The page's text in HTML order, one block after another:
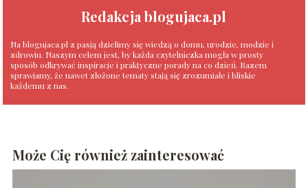
Redakcja blogujaca.pl
Na blogujaca.pl z pasją dzielimy się wiedzą o domu, urodzie, modzie i
zdrowiu. Naszym celem jest, by każda czytelniczka mogła w prosty
sposób odkrywać inspiracje i praktyczne porady na co dzień. Razem
sprawiamy, że nawet złożone tematy stają się zrozumiałe i bliskie
każdemu z nas.
Może Cię również zainteresować